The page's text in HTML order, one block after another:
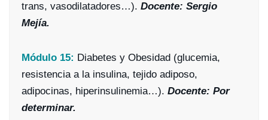
trans, vasodilatadores…). Docente: Sergio
Mejía.
Módulo 15: Diabetes y Obesidad (glucemia,
resistencia a la insulina, tejido adiposo,
adipocinas, hiperinsulinemia…). Docente: Por
determinar.